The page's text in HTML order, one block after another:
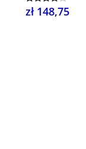
zł 148,75